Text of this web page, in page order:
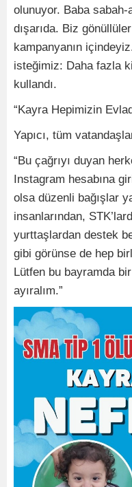
olunuyor. Baba
dışarıda. Biz
kampanyanın
isteğimiz: Daha fazla
kullandı.
“Kayra Hepimizin
Yapıcı, tüm
“Bu çağrıyı duyan
Instagram hesabına
olsa düzenli bağışlar
insanlarından,
yurttaşlardan destek
gibi görünse de hep
Lütfen bu bayramda
ayıralım.”